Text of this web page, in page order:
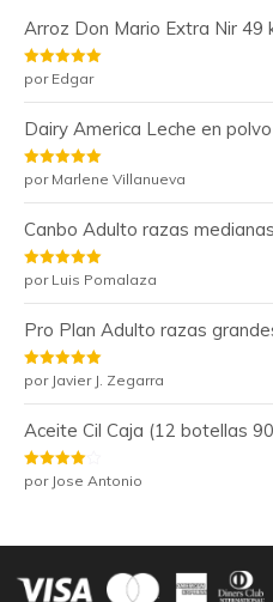
Arroz Don Mario Extra Nir 49
Valorado
con
de 5
por Edgar
Dairy America Leche en
Valorado
con
por Marlene Villanueva
Canbo Adulto razas
Valorado
con
por Luis Pomalaza
Pro Plan Adulto razas
Valorado
con 5
por Javier J. Zegarra
Aceite Cil Caja (12 botellas
Valorado
con 4
por Jose Antonio